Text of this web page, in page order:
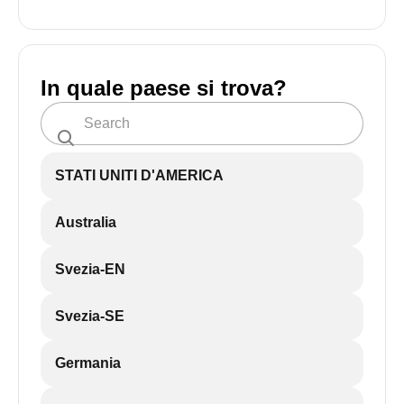
In quale paese si trova?
STATI UNITI D'AMERICA
Australia
Svezia-EN
Svezia-SE
Germania